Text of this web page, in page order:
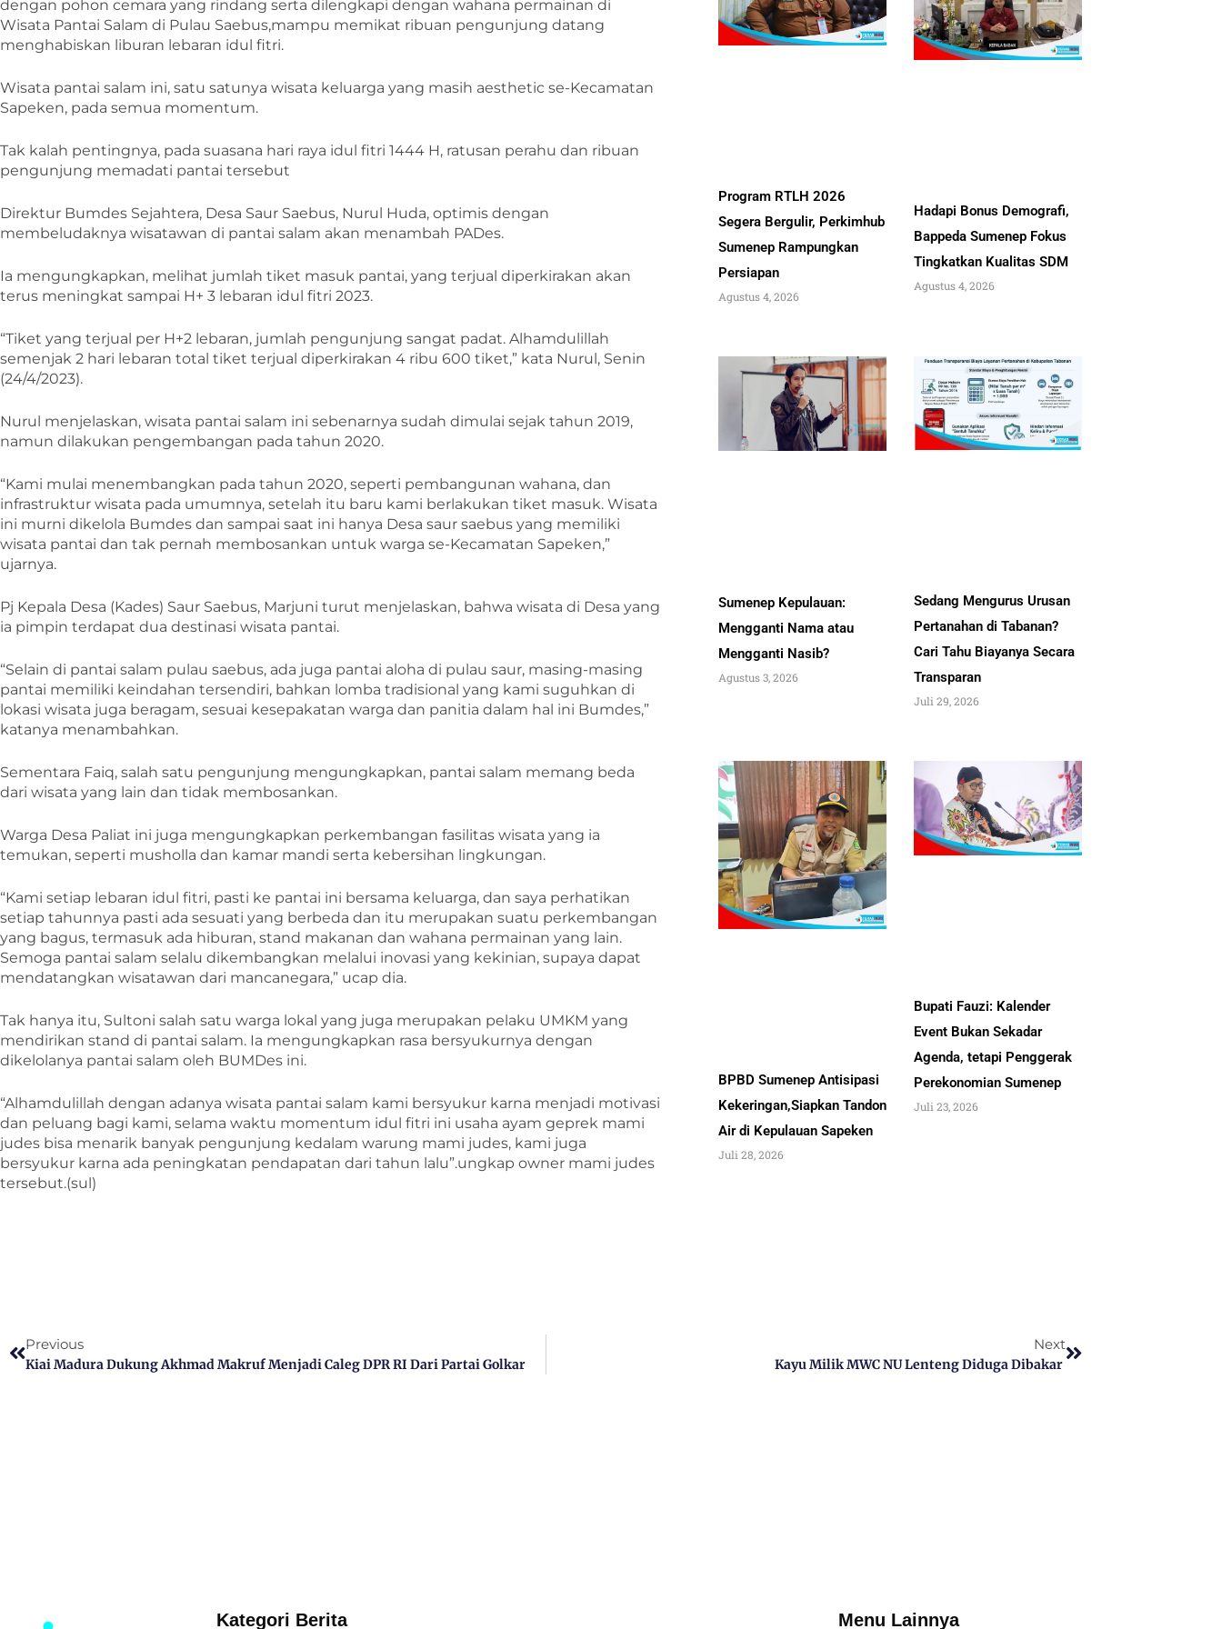
dengan pohon cemara yang rindang serta dilengkapi dengan wahana permainan di
Wisata Pantai Salam di Pulau Saebus,mampu memikat ribuan pengunjung datang
menghabiskan liburan lebaran idul fitri.
Wisata pantai salam ini, satu satunya wisata keluarga yang masih aesthetic se-Kecamatan
Sapeken, pada semua momentum.
Tak kalah pentingnya, pada suasana hari raya idul fitri 1444 H, ratusan perahu dan ribuan
pengunjung memadati pantai tersebut
Direktur Bumdes Sejahtera, Desa Saur Saebus, Nurul Huda, optimis dengan
membeludaknya wisatawan di pantai salam akan menambah PADes.
Ia mengungkapkan, melihat jumlah tiket masuk pantai, yang terjual diperkirakan akan
terus meningkat sampai H+ 3 lebaran idul fitri 2023.
“Tiket yang terjual per H+2 lebaran, jumlah pengunjung sangat padat. Alhamdulillah
semenjak 2 hari lebaran total tiket terjual diperkirakan 4 ribu 600 tiket,” kata Nurul, Senin
(24/4/2023).
Nurul menjelaskan, wisata pantai salam ini sebenarnya sudah dimulai sejak tahun 2019,
namun dilakukan pengembangan pada tahun 2020.
“Kami mulai menembangkan pada tahun 2020, seperti pembangunan wahana, dan
infrastruktur wisata pada umumnya, setelah itu baru kami berlakukan tiket masuk. Wisata
ini murni dikelola Bumdes dan sampai saat ini hanya Desa saur saebus yang memiliki
wisata pantai dan tak pernah membosankan untuk warga se-Kecamatan Sapeken,”
ujarnya.
Pj Kepala Desa (Kades) Saur Saebus, Marjuni turut menjelaskan, bahwa wisata di Desa yang
ia pimpin terdapat dua destinasi wisata pantai.
“Selain di pantai salam pulau saebus, ada juga pantai aloha di pulau saur, masing-masing
pantai memiliki keindahan tersendiri, bahkan lomba tradisional yang kami suguhkan di
lokasi wisata juga beragam, sesuai kesepakatan warga dan panitia dalam hal ini Bumdes,”
katanya menambahkan.
Sementara Faiq, salah satu pengunjung mengungkapkan, pantai salam memang beda
dari wisata yang lain dan tidak membosankan.
Warga Desa Paliat ini juga mengungkapkan perkembangan fasilitas wisata yang ia
temukan, seperti musholla dan kamar mandi serta kebersihan lingkungan.
“Kami setiap lebaran idul fitri, pasti ke pantai ini bersama keluarga, dan saya perhatikan
setiap tahunnya pasti ada sesuati yang berbeda dan itu merupakan suatu perkembangan
yang bagus, termasuk ada hiburan, stand makanan dan wahana permainan yang lain.
Semoga pantai salam selalu dikembangkan melalui inovasi yang kekinian, supaya dapat
mendatangkan wisatawan dari mancanegara,” ucap dia.
Tak hanya itu, Sultoni salah satu warga lokal yang juga merupakan pelaku UMKM yang
mendirikan stand di pantai salam. Ia mengungkapkan rasa bersyukurnya dengan
dikelolanya pantai salam oleh BUMDes ini.
“Alhamdulillah dengan adanya wisata pantai salam kami bersyukur karna menjadi motivasi
dan peluang bagi kami, selama waktu momentum idul fitri ini usaha ayam geprek mami
judes bisa menarik banyak pengunjung kedalam warung mami judes, kami juga
bersyukur karna ada peningkatan pendapatan dari tahun lalu”.ungkap owner mami judes
tersebut.(sul)
Program RTLH 2026
Segera Bergulir, Perkimhub
Sumenep Rampungkan
Persiapan
Agustus 4, 2026
Hadapi Bonus Demografi,
Bappeda Sumenep Fokus
Tingkatkan Kualitas SDM
Agustus 4, 2026
Sumenep Kepulauan:
Mengganti Nama atau
Mengganti Nasib?
Agustus 3, 2026
Sedang Mengurus Urusan
Pertanahan di Tabanan?
Cari Tahu Biayanya Secara
Transparan
Juli 29, 2026
BPBD Sumenep Antisipasi
Kekeringan,Siapkan Tandon
Air di Kepulauan Sapeken
Juli 28, 2026
Bupati Fauzi: Kalender
Event Bukan Sekadar
Agenda, tetapi Penggerak
Perekonomian Sumenep
Juli 23, 2026
Previous
Kiai Madura Dukung Akhmad Makruf Menjadi Caleg DPR RI Dari Partai Golkar
Next
Kayu Milik MWC NU Lenteng Diduga Dibakar
Kategori Berita Menu Lainnya